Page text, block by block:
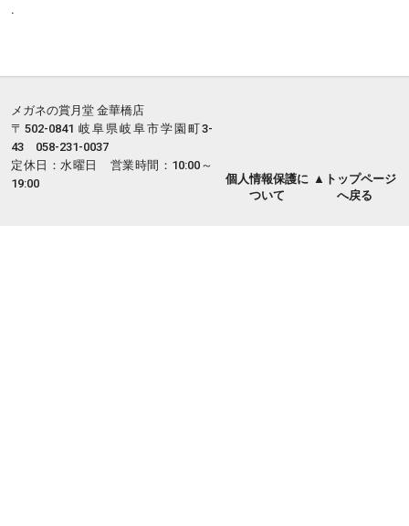
.
メガネの賞月堂 金華橋店
〒502-0841 岐阜県岐阜市学園町3-
43 058-231-0037
定休日：水曜日 営業時間：10:00～
19:00
個人情報保護に
ついて
▲トップページ
へ戻る